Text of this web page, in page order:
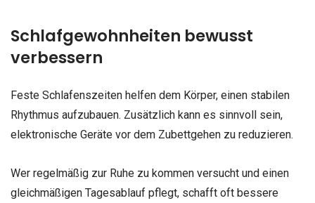
Schlafgewohnheiten bewusst
verbessern
Feste Schlafenszeiten helfen dem Körper, einen stabilen
Rhythmus aufzubauen. Zusätzlich kann es sinnvoll sein,
elektronische Geräte vor dem Zubettgehen zu reduzieren.
Wer regelmäßig zur Ruhe zu kommen versucht und einen
gleichmäßigen Tagesablauf pflegt, schafft oft bessere